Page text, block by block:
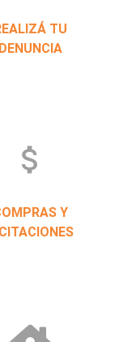
TU
DENUNCIA
attach_money
Y